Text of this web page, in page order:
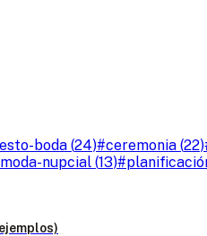
boda (24)#ceremonia (22)
moda-nupcial (13)#